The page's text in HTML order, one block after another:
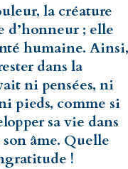
la créature
d’honneur ; elle
humaine. Ainsi,
dans la
ni pensées, ni
pieds, comme si
sa vie dans
âme. Quelle
!